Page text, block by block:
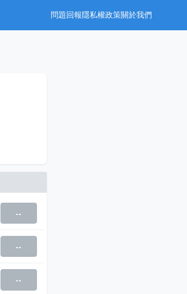
問題回報隱私權政策關於我們
--
--
--